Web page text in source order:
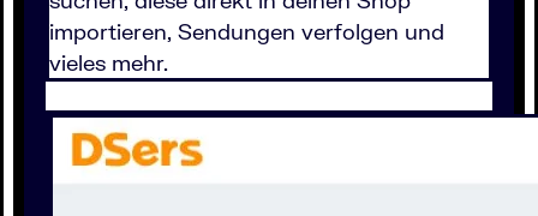
importieren, Sendungen verfolgen und
vieles mehr.